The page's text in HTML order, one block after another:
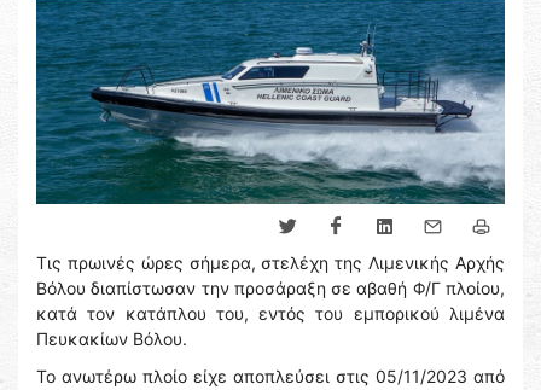
Τις πρωινές ώρες σήμερα, στελέχη της Λιμενικής Αρχής
Βόλου διαπίστωσαν την προσάραξη σε αβαθή Φ/Γ πλοίου,
κατά τον κατάπλου του, εντός του εμπορικού λιμένα
Πευκακίων Βόλου.
Το ανωτέρω πλοίο είχε αποπλεύσει στις 05/11/2023 από